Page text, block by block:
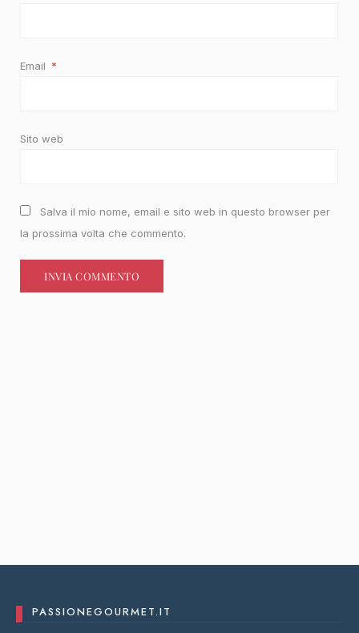
Email *
Sito web
Salva il mio nome, email e sito web in questo browser per
la prossima volta che commento.
PASSIONEGOURMET.IT